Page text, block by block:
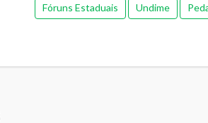
Fóruns Estaduais Undime